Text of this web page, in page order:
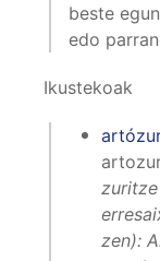
beste
edo
Ikustekoak
zen):